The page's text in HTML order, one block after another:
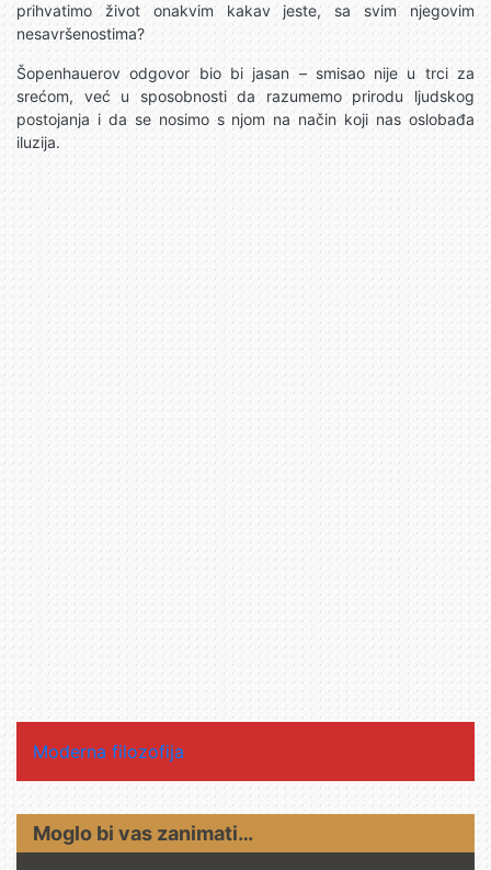
prihvatimo život onakvim kakav jeste, sa svim njegovim
nesavršenostima?
Šopenhauerov odgovor bio bi jasan – smisao nije u trci za
srećom, već u sposobnosti da razumemo prirodu ljudskog
postojanja i da se nosimo s njom na način koji nas oslobađa
iluzija.
Moderna filozofija
Moglo bi vas zanimati…